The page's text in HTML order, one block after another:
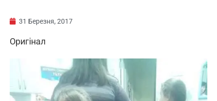
31 Березня, 2017
Оригінал